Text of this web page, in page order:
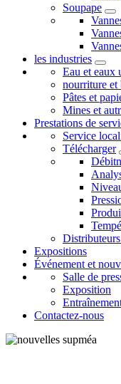
Soupape
les industries
Eau et eaux
nourriture et
Pâtes et
Mines et
Prestations de
Service
Télécharger
Expositions
Événement et
Salle de
Exposition
Contactez-nous